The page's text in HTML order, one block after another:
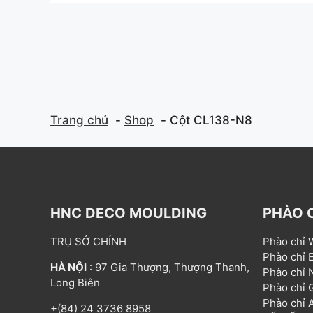
Trang chủ Shop Cột CL138-N8
HNC DECO MOULDING
TRỤ SỞ CHÍNH
HÀ NỘI : 97 Gia Thượng, Thượng Thanh,
Long Biên
+(84) 24 3736 8958
PHÀO
Phào chỉ
Phào chỉ
Phào chỉ
Phào chỉ
Phào chỉ